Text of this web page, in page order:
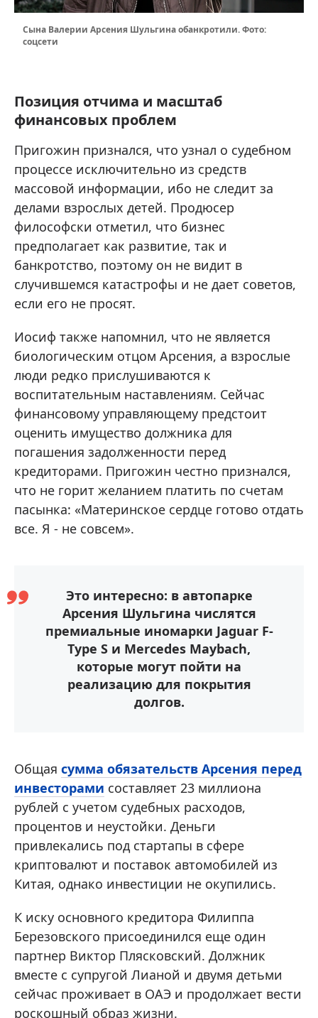
Сына Валерии Арсения Шульгина обанкротили. Фото:
соцсети
Позиция отчима и масштаб
финансовых проблем
Пригожин признался, что узнал о судебном
процессе исключительно из средств
массовой информации, ибо не следит за
делами взрослых детей. Продюсер
философски отметил, что бизнес
предполагает как развитие, так и
банкротство, поэтому он не видит в
случившемся катастрофы и не дает советов,
если его не просят.
Иосиф также напомнил, что не является
биологическим отцом Арсения, а взрослые
люди редко прислушиваются к
воспитательным наставлениям. Сейчас
финансовому управляющему предстоит
оценить имущество должника для
погашения задолженности перед
кредиторами. Пригожин честно признался,
что не горит желанием платить по счетам
пасынка: «Материнское сердце готово отдать
все. Я - не совсем».
Это интересно: в автопарке
Арсения Шульгина числятся
премиальные иномарки Jaguar F-
Type S и Mercedes Maybach,
которые могут пойти на
реализацию для покрытия
долгов.
Общая сумма обязательств Арсения перед
инвесторами составляет 23 миллиона
рублей с учетом судебных расходов,
процентов и неустойки. Деньги
привлекались под стартапы в сфере
криптовалют и поставок автомобилей из
Китая, однако инвестиции не окупились.
К иску основного кредитора Филиппа
Березовского присоединился еще один
партнер Виктор Плясковский. Должник
вместе с супругой Лианой и двумя детьми
сейчас проживает в ОАЭ и продолжает вести
роскошный образ жизни.